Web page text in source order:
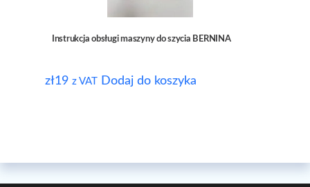
Instrukcja obsługi maszyny do szycia BERNINA
zł19 z VAT Dodaj do koszyka